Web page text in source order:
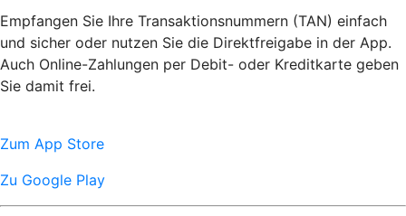
Empfangen Sie Ihre Transaktionsnummern (TAN) einfach
und sicher oder nutzen Sie die Direktfreigabe in der App.
Auch Online-Zahlungen per Debit- oder Kreditkarte geben
Sie damit frei.
Zum App Store
Zu Google Play